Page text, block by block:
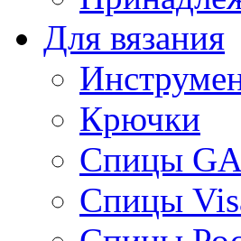
Для вязания
Крючки
Спицы
Спицы